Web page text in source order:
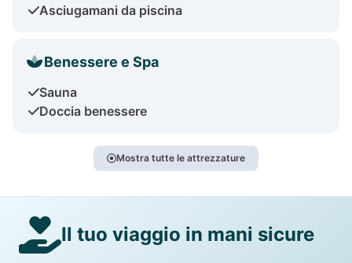
Asciugamani da piscina
Benessere e Spa
Sauna
Doccia benessere
Mostra tutte le attrezzature
Il tuo viaggio in mani sicure